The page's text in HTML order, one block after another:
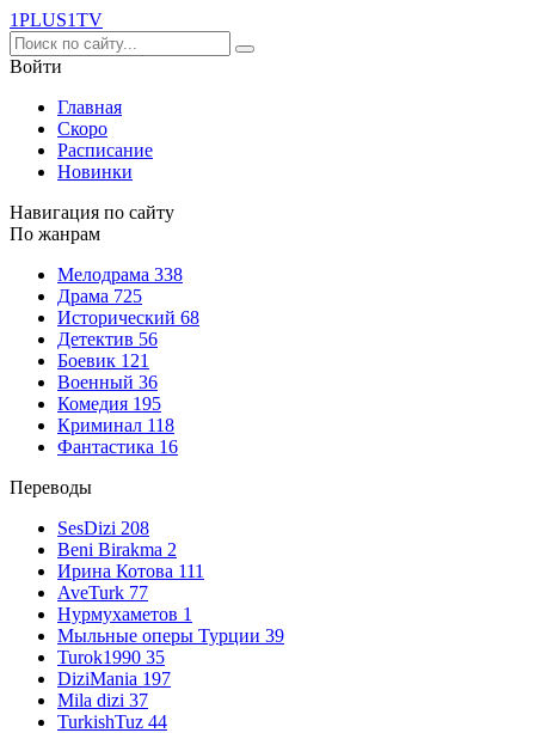
1PLUS1TV
Войти
Главная
Скоро
Расписание
Новинки
Навигация по сайту
По жанрам
Мелодрама 338
Драма 725
Исторический 68
Детектив 56
Боевик 121
Военный 36
Комедия 195
Криминал 118
Фантастика 16
Переводы
SesDizi 208
Beni Birakma 2
Ирина Котова 111
AveTurk 77
Нурмухаметов 1
Мыльные оперы Турции 39
Turok1990 35
DiziMania 197
Mila dizi 37
TurkishTuz 44